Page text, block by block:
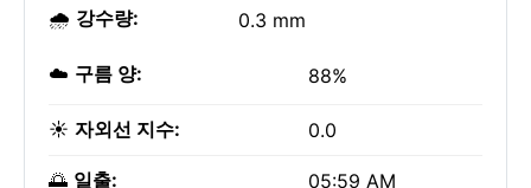
🌧️ 강수량: 0.3 mm
☁️ 구름 양: 88%
☀️ 자외선 지수: 0.0
🌅 일출: 05:59 AM